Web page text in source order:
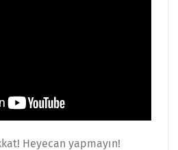
Heyecan yapmayın!